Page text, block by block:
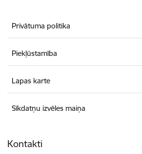
Privātuma politika
Piekļūstamība
Lapas karte
Sīkdatņu izvēles maiņa
Kontakti